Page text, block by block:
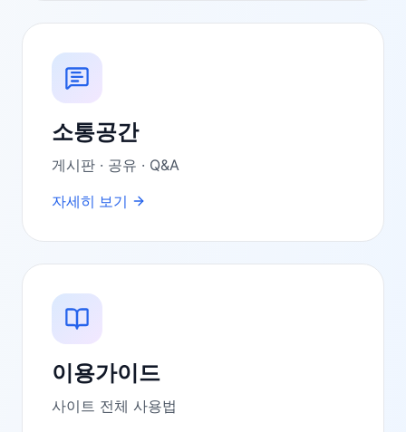
소통공간
게시판 · 공유 · Q&A
자세히 보기
이용가이드
사이트 전체 사용법